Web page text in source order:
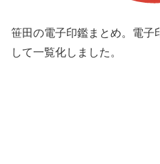
笹田の電子印鑑まとめ。電子
して一覧化しました。